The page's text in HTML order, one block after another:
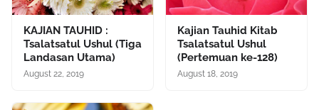
KAJIAN TAUHID :
Tsalatsatul Ushul (Tiga
Landasan Utama)
August 22, 2019
Kajian Tauhid Kitab
Tsalatsatul Ushul
(Pertemuan ke-128)
August 18, 2019